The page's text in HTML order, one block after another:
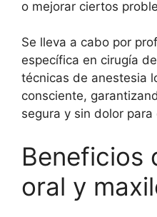
o mejorar ciertos
Se lleva a cabo por
específica en cirugía
técnicas de anestesia
consciente,
segura y sin dolor para
Beneficios
oral y